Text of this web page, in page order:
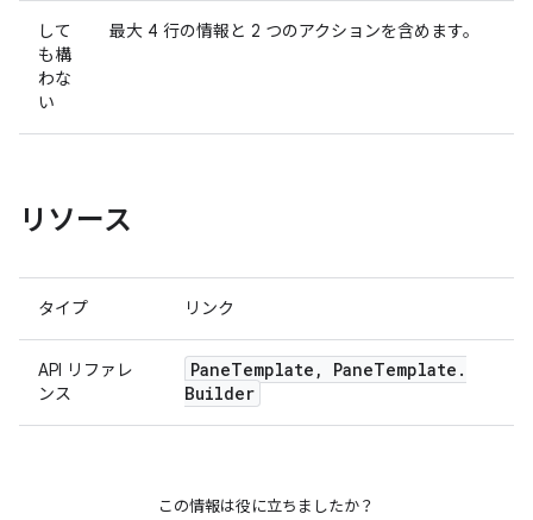
して
も構
わな
い
最大 4 行の情報と 2 つのアクションを含めます。
リソース
タイプ リンク
API リファレ
ンス
PaneTemplate , PaneTemplate .
Builder
この情報は役に立ちましたか？